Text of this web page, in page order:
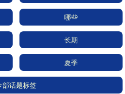
哪些
长期
夏季
部话题标签